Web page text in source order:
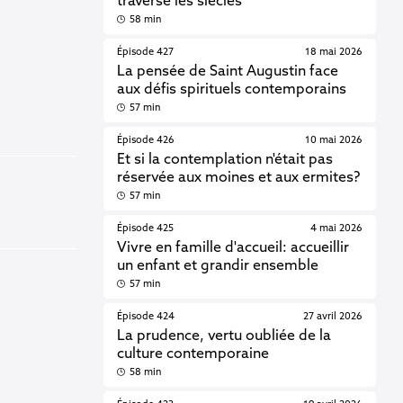
58 min
Épisode 427
La pensée de Saint Augustin face
aux défis spirituels contemporains
18 mai 2026
57 min
Épisode 426
Et si la contemplation n'était pas
réservée aux moines et aux ermites?
10 mai 2026
57 min
Épisode 425
Vivre en famille d'accueil: accueillir
un enfant et grandir ensemble
4 mai 2026
57 min
Épisode 424
La prudence, vertu oubliée de la
culture contemporaine
27 avril 2026
58 min